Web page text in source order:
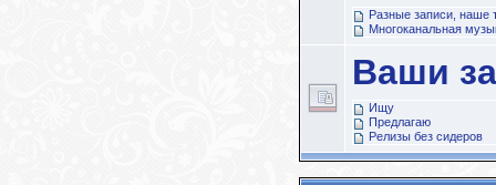
Разные записи, наше
Многоканальная
Ваши
Ищу
Предлагаю
Релизы без сидеров